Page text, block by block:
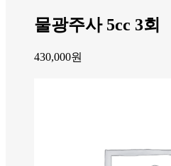
물광주사 5cc 3회
430,000원